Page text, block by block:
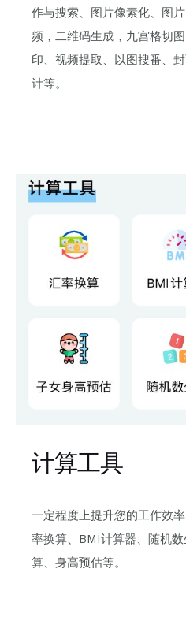
作与搜索、图片像素化、图
频，二维码生成，九宫格切
印、视频提取、以图搜番、
计等。
计算工具
一定程度上提升您的工作效
率换算、BMI计算器、随机
算、身高预估等。